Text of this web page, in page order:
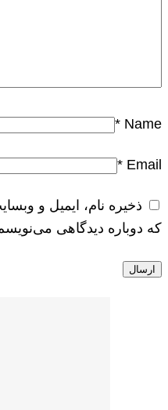
Name
*
Email
*
ذخیره نام، ایمیل و
که دوباره دیدگاهی